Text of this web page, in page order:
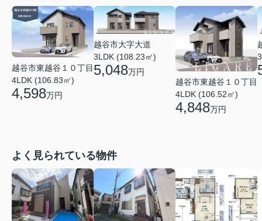
越谷市東越谷１０丁目
4LDK (106.83㎡)
4,598万円
越谷市大字大道
3LDK (108.23㎡)
5,048万円
越谷市東越谷１０丁目
4LDK (106.52㎡)
4,848万円
よく見られている物件